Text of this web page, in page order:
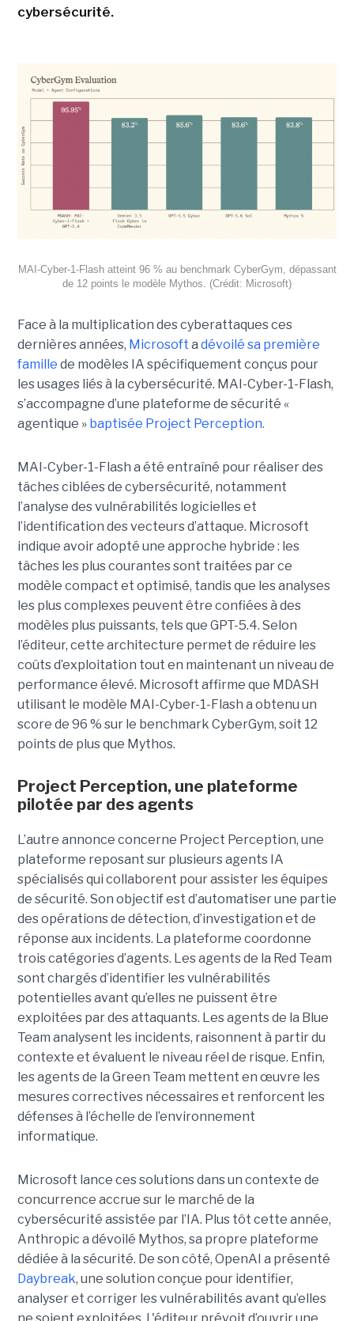
cybersécurité.
MAI-Cyber-1-Flash atteint 96 % au benchmark CyberGym, dépassant
de 12 points le modèle Mythos. (Crédit: Microsoft)
Face à la multiplication des cyberattaques ces
dernières années, Microsoft a dévoilé sa première
famille de modèles IA spécifiquement conçus pour
les usages liés à la cybersécurité. MAI-Cyber-1-Flash,
s’accompagne d’une plateforme de sécurité «
agentique » baptisée Project Perception.
MAI-Cyber-1-Flash a été entraîné pour réaliser des
tâches ciblées de cybersécurité, notamment
l’analyse des vulnérabilités logicielles et
l’identification des vecteurs d’attaque. Microsoft
indique avoir adopté une approche hybride : les
tâches les plus courantes sont traitées par ce
modèle compact et optimisé, tandis que les analyses
les plus complexes peuvent être confiées à des
modèles plus puissants, tels que GPT-5.4. Selon
l’éditeur, cette architecture permet de réduire les
coûts d’exploitation tout en maintenant un niveau de
performance élevé. Microsoft affirme que MDASH
utilisant le modèle MAI-Cyber-1-Flash a obtenu un
score de 96 % sur le benchmark CyberGym, soit 12
points de plus que Mythos.
Project Perception, une plateforme
pilotée par des agents
L’autre annonce concerne Project Perception, une
plateforme reposant sur plusieurs agents IA
spécialisés qui collaborent pour assister les équipes
de sécurité. Son objectif est d’automatiser une partie
des opérations de détection, d’investigation et de
réponse aux incidents. La plateforme coordonne
trois catégories d’agents. Les agents de la Red Team
sont chargés d’identifier les vulnérabilités
potentielles avant qu’elles ne puissent être
exploitées par des attaquants. Les agents de la Blue
Team analysent les incidents, raisonnent à partir du
contexte et évaluent le niveau réel de risque. Enfin,
les agents de la Green Team mettent en œuvre les
mesures correctives nécessaires et renforcent les
défenses à l’échelle de l’environnement
informatique.
Microsoft lance ces solutions dans un contexte de
concurrence accrue sur le marché de la
cybersécurité assistée par l’IA. Plus tôt cette année,
Anthropic a dévoilé Mythos, sa propre plateforme
dédiée à la sécurité. De son côté, OpenAI a présenté
Daybreak, une solution conçue pour identifier,
analyser et corriger les vulnérabilités avant qu’elles